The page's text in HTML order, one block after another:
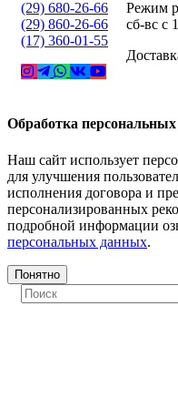
(29) 680-26-66
(29) 860-26-66
(17) 360-01-55
Режим
сб-вс с
Обработка
Наш сайт использует
для улучшения
исполнения договора и
персонализированных
подробной информации
персональных данных.
Понятно